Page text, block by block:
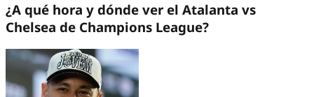
¿A qué hora y dónde ver el Atalanta vs
Chelsea de Champions League?